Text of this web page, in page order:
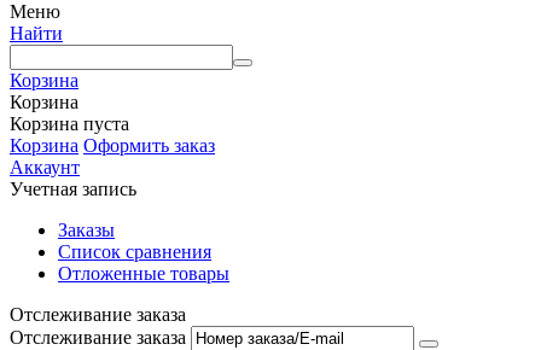
Меню
Найти
Корзина
Корзина
Корзина пуста
Корзина Оформить заказ
Аккаунт
Учетная запись
Заказы
Список сравнения
Отложенные товары
Отслеживание заказа
Отслеживание заказа